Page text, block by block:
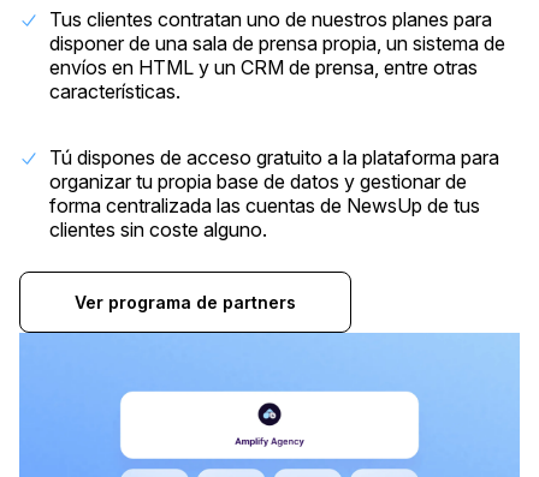
Tus clientes contratan uno de nuestros planes para
disponer de una sala de prensa propia, un sistema de
envíos en HTML y un CRM de prensa, entre otras
características.
Tú dispones de acceso gratuito a la plataforma para
organizar tu propia base de datos y gestionar de
forma centralizada las cuentas de NewsUp de tus
clientes sin coste alguno.
Ver programa de partners